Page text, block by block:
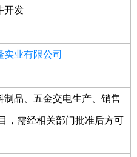
开发
实业有限公司
品、五金交电生产、销售
，需经相关部门批准后方可